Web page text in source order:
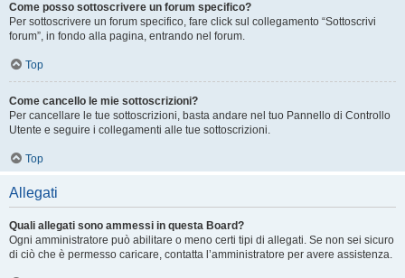
Come posso sottoscrivere un forum specifico?
Per sottoscrivere un forum specifico, fare click sul collegamento “Sottoscrivi
forum”, in fondo alla pagina, entrando nel forum.
Top
Come cancello le mie sottoscrizioni?
Per cancellare le tue sottoscrizioni, basta andare nel tuo Pannello di Controllo
Utente e seguire i collegamenti alle tue sottoscrizioni.
Top
Allegati
Quali allegati sono ammessi in questa Board?
Ogni amministratore può abilitare o meno certi tipi di allegati. Se non sei sicuro
di ciò che è permesso caricare, contatta l’amministratore per avere assistenza.